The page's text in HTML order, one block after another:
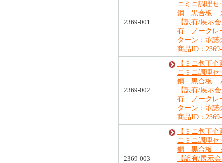
2369-001
ニミニ調理
鋼 黒合板
【訳有/展示
有 ノークレ
ターン：承諾
商品ID：
2369-002
【ミニ包丁
ニミニ調理
鋼 黒合板
【訳有/展示
有 ノークレ
ターン：承諾
商品ID：
2369-003
【ミニ包丁
ニミニ調理
鋼 黒合板
【訳有/展示